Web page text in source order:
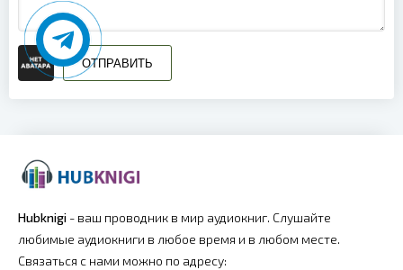
22
23
24
25
26
28
ОТПРАВИТЬ
Hubknigi - ваш проводник в мир аудиокниг. Слушайте
любимые аудиокниги в любое время и в любом месте.
Связаться с нами можно по адресу: